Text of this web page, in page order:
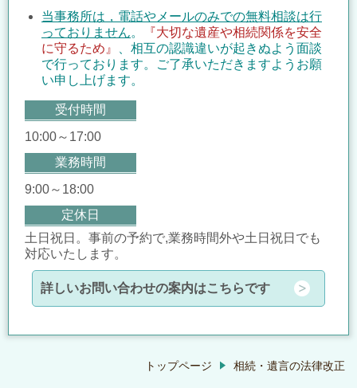
当事務所は，電話やメールのみでの無料相談は行
っておりません。
『大切な遺産や相続関係を安全
に守るため 』
、相互の認識違いが起きぬよう面談
で行っております。ご了承いただきますようお願
い申し上げます。
受付時間
10:00～17:00
業務時間
9:00～18:00
定休日
土日祝日。事前の予約で,業務時間外や土日祝日でも
対応いたします。
詳しいお問い合わせの案内はこちらです
トップページ 相続・遺言の法律改正